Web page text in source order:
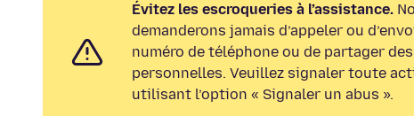
Évitez les escroqueries à l’assistance.
demanderons jamais d’appeler ou
numéro de téléphone ou de partager
personnelles. Veuillez signaler toute
utilisant l’option « Signaler un abus ».